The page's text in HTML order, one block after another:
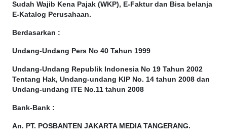
Sudah Wajib Kena Pajak (WKP), E-Faktur dan Bisa belanja
E-Katalog Perusahaan.
Berdasarkan :
Undang-Undang Pers No 40 Tahun 1999
Undang-Undang Republik Indonesia No 19 Tahun 2002
Tentang Hak, Undang-undang KIP No. 14 tahun 2008 dan
Undang-undang ITE No.11 tahun 2008
Bank-Bank :
An. PT. POSBANTEN JAKARTA MEDIA TANGERANG.